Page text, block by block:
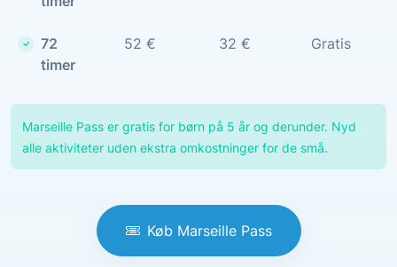
72
timer
52 € 32 € Gratis
Marseille Pass er gratis for børn på 5 år og derunder. Nyd
alle aktiviteter uden ekstra omkostninger for de små.
Køb Marseille Pass